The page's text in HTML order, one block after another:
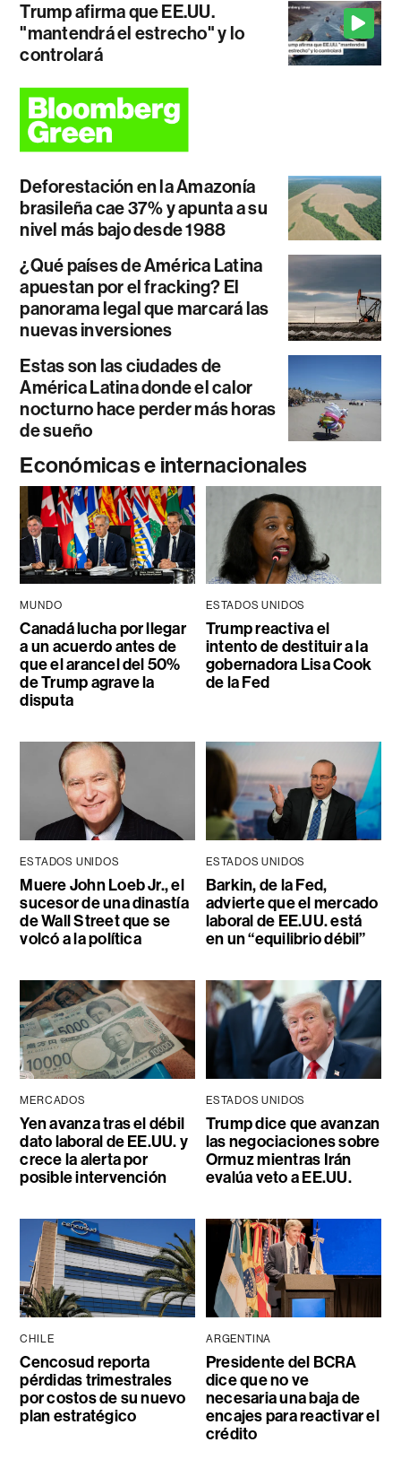
Trump afirma que EE.UU.
"mantendrá el estrecho" y lo
controlará
Deforestación en la Amazonía
brasileña cae 37% y apunta a su
nivel más bajo desde 1988
¿Qué países de América Latina
apuestan por el fracking? El
panorama legal que marcará las
nuevas inversiones
Estas son las ciudades de
América Latina donde el calor
nocturno hace perder más horas
de sueño
Económicas e internacionales
MUNDO
Canadá lucha por llegar
a un acuerdo antes de
que el arancel del 50%
de Trump agrave la
disputa
ESTADOS UNIDOS
Trump reactiva el
intento de destituir a la
gobernadora Lisa Cook
de la Fed
ESTADOS UNIDOS
Muere John Loeb Jr., el
sucesor de una dinastía
de Wall Street que se
volcó a la política
ESTADOS UNIDOS
Barkin, de la Fed,
advierte que el mercado
laboral de EE.UU. está
en un “equilibrio débil”
MERCADOS
Yen avanza tras el débil
dato laboral de EE.UU. y
crece la alerta por
posible intervención
ESTADOS UNIDOS
Trump dice que avanzan
las negociaciones sobre
Ormuz mientras Irán
evalúa veto a EE.UU.
CHILE
Cencosud reporta
pérdidas trimestrales
por costos de su nuevo
plan estratégico
ARGENTINA
Presidente del BCRA
dice que no ve
necesaria una baja de
encajes para reactivar el
crédito